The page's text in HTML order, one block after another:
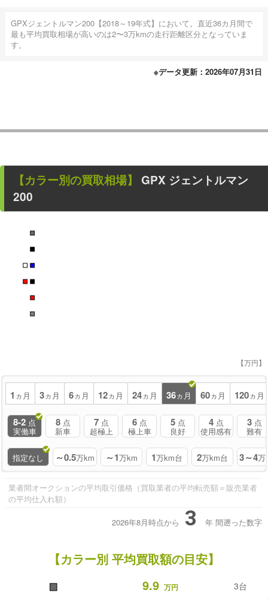
GPXジェントルマン200【2018～19年式】において。直近36カ月間で
最も平均買取相場が高いのは2〜3万kmの走行距離区分となっていま
す。
※データ更新：2026年07月31日
【カラー別の買取相場】 GPX ジェントルマン
200
■
■
■ ■
■ ■
■
■
【万円】
1 ヵ月 3ヵ月 6ヵ月 12ヵ月 24ヵ月 36ヵ月 60ヵ月 120ヵ月
8-2 点
実働車
8 点
新車
7 点
超極上
6 点
極上車
5 点
良好
4 点
使用感有
3 点
難有
指定なし ～0.5万km ～1万km 1万km台 2万km台 3～4万
業者間オークションの平均取引価格（買取業者の平均転売額＝販売業者
の平均仕入れ額）
2026年8月時点から 3 年 間遡った数字
【カラー別 平均買取額の目安】
■ 9.9 万円 3台